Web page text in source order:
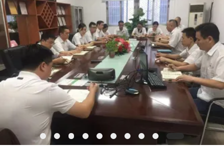
DE
QUALITÉ
CONTACTEZ-
NOUS
DEMANDEZ
UNE
CITATION